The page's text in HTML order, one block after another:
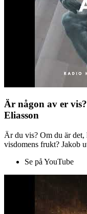
Är någon av er
Eliasson
Är du vis? Om du är
visdomens frukt? Jakob
Se på YouTube